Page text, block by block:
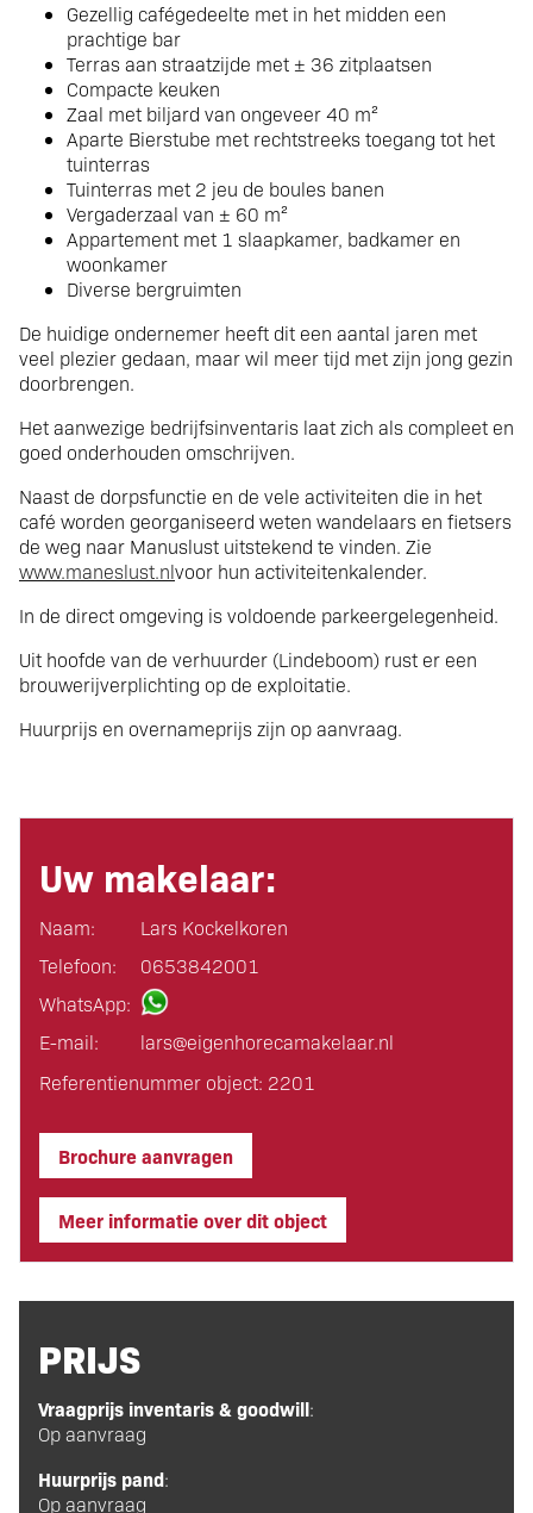
Gezellig cafégedeelte met in het midden een
prachtige bar
Terras aan straatzijde met ± 36 zitplaatsen
Compacte keuken
Zaal met biljard van ongeveer 40 m²
Aparte Bierstube met rechtstreeks toegang tot het
tuinterras
Tuinterras met 2 jeu de boules banen
Vergaderzaal van ± 60 m²
Appartement met 1 slaapkamer, badkamer en
woonkamer
Diverse bergruimten
De huidige ondernemer heeft dit een aantal jaren met
veel plezier gedaan, maar wil meer tijd met zijn jong gezin
doorbrengen.
Het aanwezige bedrijfsinventaris laat zich als compleet en
goed onderhouden omschrijven.
Naast de dorpsfunctie en de vele activiteiten die in het
café worden georganiseerd weten wandelaars en fietsers
de weg naar Manuslust uitstekend te vinden. Zie
www.maneslust.nlvoor hun activiteitenkalender.
In de direct omgeving is voldoende parkeergelegenheid.
Uit hoofde van de verhuurder (Lindeboom) rust er een
brouwerijverplichting op de exploitatie.
Huurprijs en overnameprijs zijn op aanvraag.
Uw makelaar:
Naam:
Lars Kockelkoren
Telefoon:
0653842001
WhatsApp:
E-mail:
lars@eigen­horeca­makelaar.nl
Referentienummer object: 2201
Brochure aanvragen
Meer informatie over dit object
PRIJS
Vraagprijs inventaris & goodwill:
Op aanvraag
Huurprijs pand:
Op aanvraag